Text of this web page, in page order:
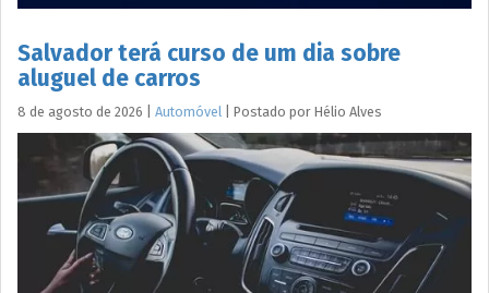
Salvador terá curso de um dia sobre
aluguel de carros
8 de agosto de 2026 Automóvel Postado por Hélio Alves